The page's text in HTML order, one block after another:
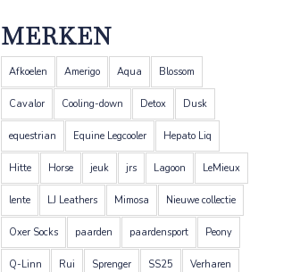
MERKEN
Afkoelen Amerigo Aqua Blossom
Cavalor Cooling-down Detox Dusk
equestrian Equine Legcooler Hepato Liq
Hitte Horse jeuk jrs Lagoon LeMieux
lente LJ Leathers Mimosa Nieuwe collectie
Oxer Socks paarden paardensport Peony
Q-Linn Rui Sprenger SS25 Verharen